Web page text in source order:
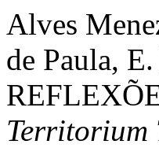
Alves
de Paula,
Territorium